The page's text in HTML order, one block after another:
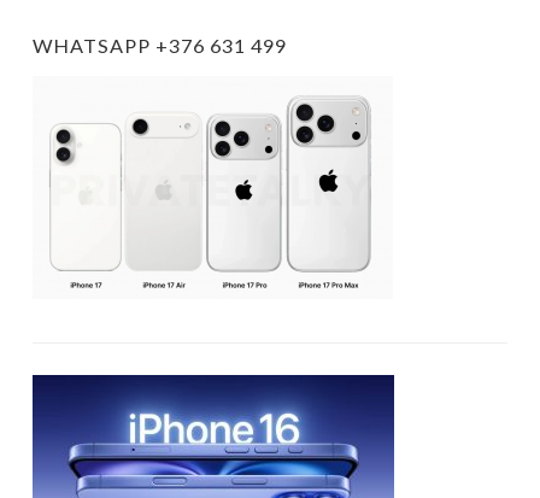
WHATSAPP +376 631 499